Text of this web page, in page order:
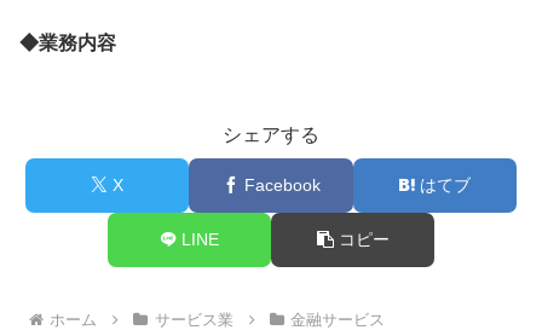
◆業務内容
シェアする
X Facebook はてブ
LINE コピー
ホーム サービス業 金融サービス